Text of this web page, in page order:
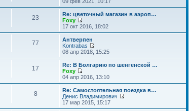
м
у
с
о
б
н
и
ю
е
н
е
м
у
с
о
о
б
щ
н
и
ю
п
о
с
л
е
е
м
с
о
б
щ
е
н
и
е
р
е
й
т
п
о
л
д
н
е
м
у
с
23
Re: цветочный магазин в аэроп…
Foxy
П
е
р
е
й
т
к
п
о
л
е
д
17 окт 2016, 18:02
77
Антверпен
Kontrabas
П
е
р
е
й
т
к
п
о
08 апр 2018, 15:25
17
Re: В Болгарию по шенгенской …
Foxy
П
е
р
е
й
т
04 апр 2016, 13:10
8
Re: Самостоятельная поездка в…
Денис Владимирович
е
17 мар 2015, 15:17